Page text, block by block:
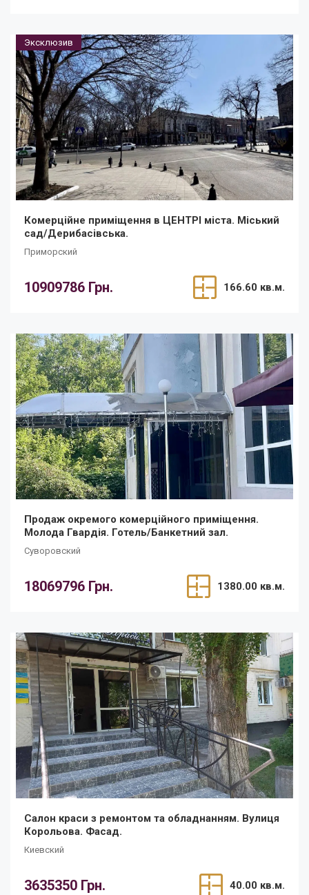
Эксклюзив
Комерційне приміщення в ЦЕНТРІ міста. Міський
сад/Дерибасівська.
Приморский
10909786 Грн. 166.60 кв.м.
Продаж окремого комерційного приміщення.
Молода Гвардія. Готель/Банкетний зал.
Суворовский
18069796 Грн. 1380.00 кв.м.
Салон краси з ремонтом та обладнанням. Вулиця
Корольова. Фасад.
Киевский
3635350 Грн. 40.00 кв.м.